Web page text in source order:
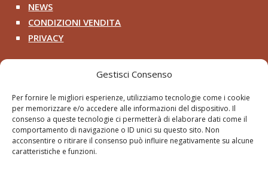
Gestisci Consenso
Per fornire le migliori esperienze, utilizziamo tecnologie come i cookie
per memorizzare e/o accedere alle informazioni del dispositivo. Il
consenso a queste tecnologie ci permetterà di elaborare dati come il
comportamento di navigazione o ID unici su questo sito. Non
acconsentire o ritirare il consenso può influire negativamente su alcune
caratteristiche e funzioni.
^ NEWS
^ CONDIZIONI VENDITA
^ PRIVACY
 +39 333 200 8218
 pithosancientart@gmail.com
 Via Roma 2 – Cerveteri RM